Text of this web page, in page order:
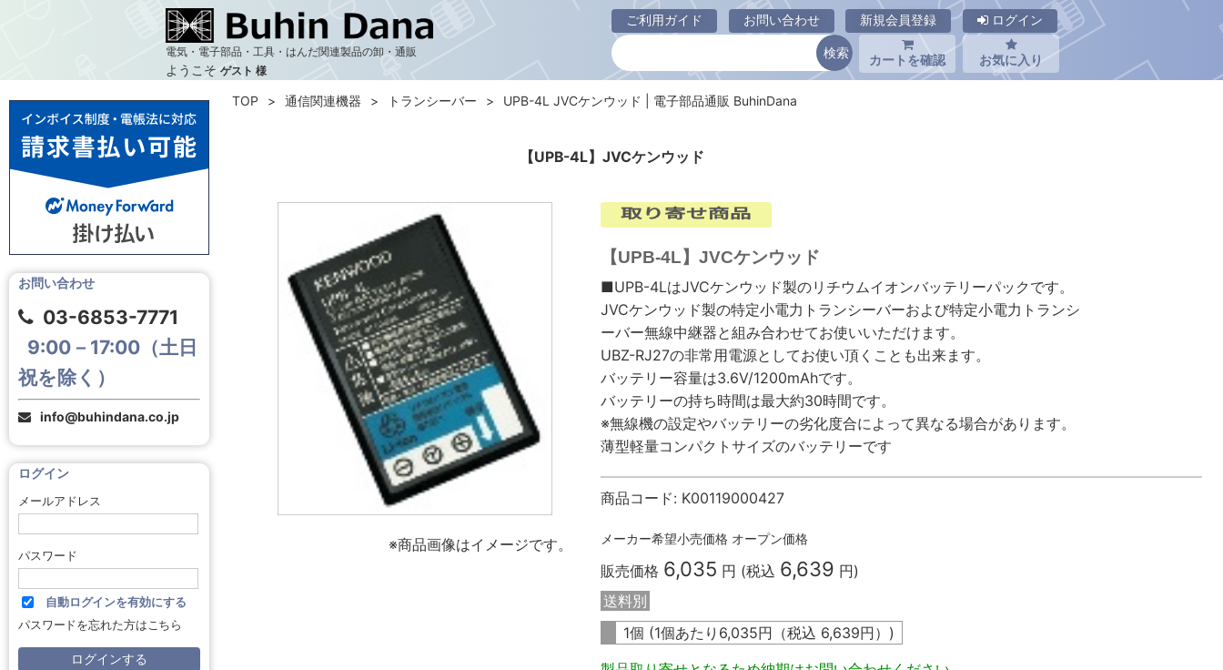
電気・電子部品・工具・はんだ関連製品の卸・通販
ようこそ ゲスト 様
ご利用ガイド お問い合わせ 新規会員登録 ログイン
カートを確認 お気に入り
【UPB-4L】JVCケンウッド
お問い合わせ
03-6853-7771
9:00－17:00（土日
祝を除く）
info@buhindana.co.jp
ログイン
メールアドレス
パスワード
自動ログインを有効にする
パスワードを忘れた方はこちら
TOP 通信関連機器 トランシーバー UPB-4L JVCケンウッド | 電子部品通販 BuhinDana
※商品画像はイメージです。
【UPB-4L】JVCケンウッド
■UPB-4LはJVCケンウッド製のリチウムイオンバッテリーパックです。
JVCケンウッド製の特定小電力トランシーバーおよび特定小電力トランシ
ーバー無線中継器と組み合わせてお使いいただけます。
UBZ-RJ27の非常用電源としてお使い頂くことも出来ます。
バッテリー容量は3.6V/1200mAhです。
バッテリーの持ち時間は最大約30時間です。
※無線機の設定やバッテリーの劣化度合によって異なる場合があります。
薄型軽量コンパクトサイズのバッテリーです
商品コード: K00119000427
メーカー希望小売価格 オープン価格
販売価格 6,035 円 (税込 6,639 円)
送料別
1個 (1個あたり 6,035円（税込 6,639円）)